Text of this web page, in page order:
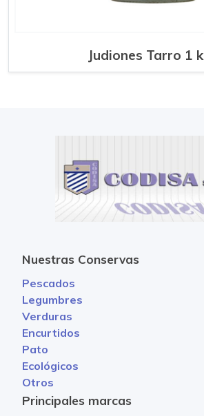
Judiones Tarro 1
Nuestras Conservas
Pescados
Legumbres
Verduras
Encurtidos
Pato
Ecológicos
Otros
Principales marcas